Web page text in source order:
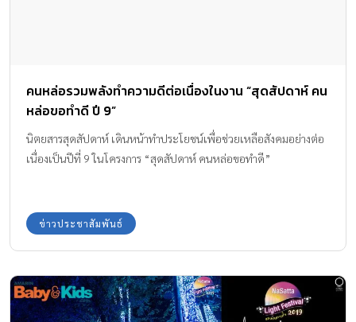
คนหล่อรวมพลังทำความดีต่อเนื่องในงาน “สุดสัปดาห์ คน
หล่อขอทำดี ปี 9”
นิตยสารสุดสัปดาห์ เดินหน้าทำประโยชน์เพื่อช่วยเหลือสังคมอย่างต่อ
เนื่องเป็นปีที่ 9 ในโครงการ “สุดสัปดาห์ คนหล่อขอทำดี”
ข่าวประชาสัมพันธ์